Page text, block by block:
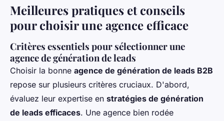
Meilleures pratiques et conseils
pour choisir une agence efficace
Critères essentiels pour sélectionner une
agence de génération de leads
Choisir la bonne agence de génération de leads B2B
repose sur plusieurs critères cruciaux. D'abord,
évaluez leur expertise en stratégies de génération
de leads efficaces. Une agence bien rodée